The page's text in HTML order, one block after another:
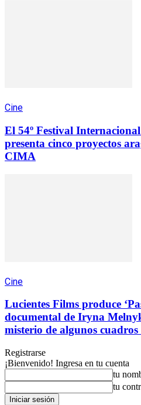
Cine
El 54º Festival
presenta cinco proyectos
CIMA
Cine
Lucientes Films produce
documental de Iryna
misterio de algunos
Registrarse
¡Bienvenido! Ingresa en tu cuenta
tu
tu